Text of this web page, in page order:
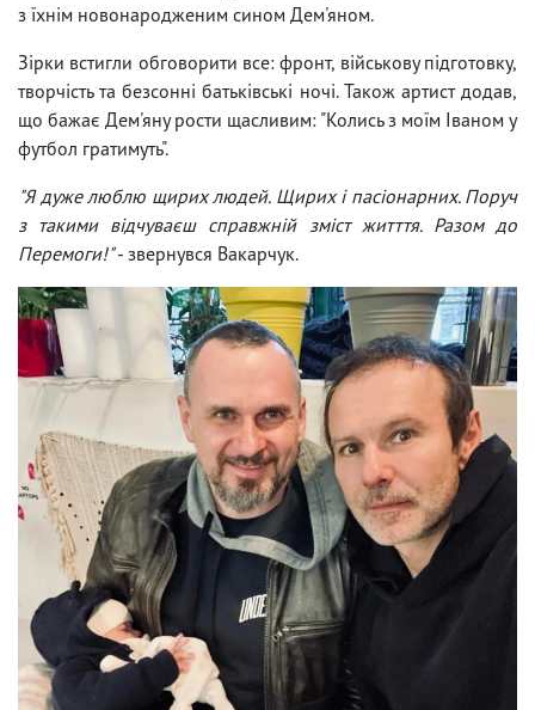
з їхнім новонародженим сином Дем'яном.
Зірки встигли обговорити все: фронт, військову підготовку,
творчість та безсонні батьківські ночі. Також артист додав,
що бажає Дем'яну рости щасливим: "Колись з моїм Іваном у
футбол гратимуть".
"Я дуже люблю щирих людей. Щирих і пасіонарних. Поруч
з такими відчуваєш справжній зміст житття. Разом до
Перемоги!"- звернувся Вакарчук.